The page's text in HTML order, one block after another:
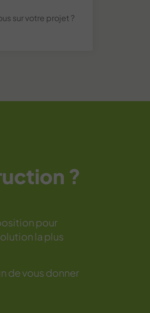
sur votre projet ?
?
pour
la plus
de vous donner